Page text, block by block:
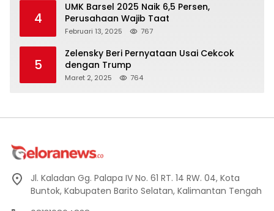
4
UMK Barsel 2025 Naik 6,5 Persen,
Perusahaan Wajib Taat
Februari 13, 2025 767
5
Zelensky Beri Pernyataan Usai Cekcok
dengan Trump
Maret 2, 2025 764
Jl. Kaladan Gg. Palapa IV No. 61 RT. 14 RW. 04, Kota
Buntok, Kabupaten Barito Selatan, Kalimantan Tengah